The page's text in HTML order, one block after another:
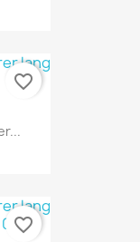
favorite_border
favorite_border